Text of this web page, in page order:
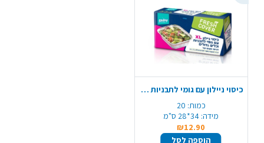
כיסוי ניילון עם גומי לתבניות 20 יח' - XL
כמות: 20
מידה: 34*28 ס"מ
₪12.90
הוספה לסל